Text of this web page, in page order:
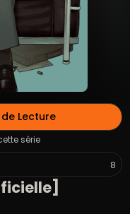
Lecture
série
8